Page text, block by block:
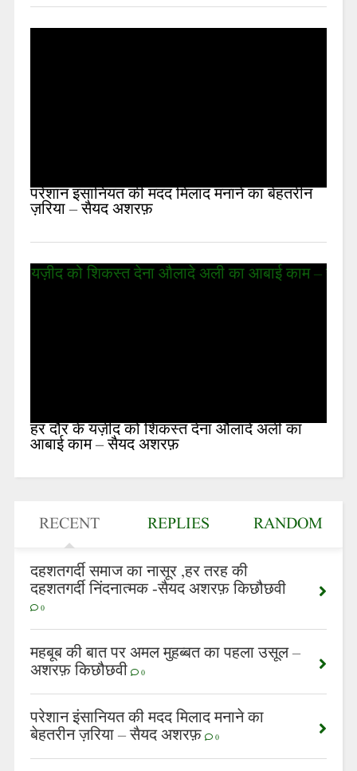
परेशान इंसानियत की मदद मिलाद मनाने का बेहतरीन
ज़रिया – सैयद अशरफ़
हर दौर के यज़ीद को शिकस्त देना औलादे अली का
आबाई काम – सैयद अशरफ़
RECENT REPLIES RANDOM
दहशतगर्दी समाज का नासूर ,हर तरह की
दहशतगर्दी निंदनात्मक -सैयद अशरफ़ किछौछवी
0
महबूब की बात पर अमल मुहब्बत का पहला उसूल –
अशरफ़ किछौछवी 0
परेशान इंसानियत की मदद मिलाद मनाने का
बेहतरीन ज़रिया – सैयद अशरफ़ 0